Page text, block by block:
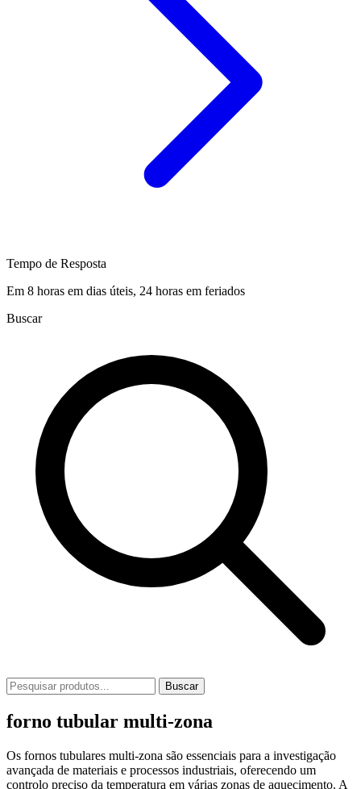
Tempo de Resposta
Em 8 horas em dias úteis, 24 horas em feriados
Buscar
Buscar
forno tubular multi-zona
Os fornos tubulares multi-zona são essenciais para a investigação
avançada de materiais e processos industriais, oferecendo um
controlo preciso da temperatura em várias zonas de aquecimento. A